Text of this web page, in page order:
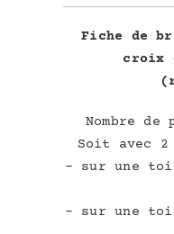
Fiche de
croix
Nombre
Soit avec
– sur une
– sur une